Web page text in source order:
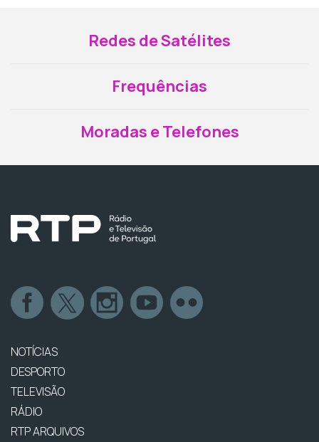
Redes de Satélites
Frequências
Moradas e Telefones
NOTÍCIAS
DESPORTO
TELEVISÃO
RÁDIO
RTP ARQUIVOS